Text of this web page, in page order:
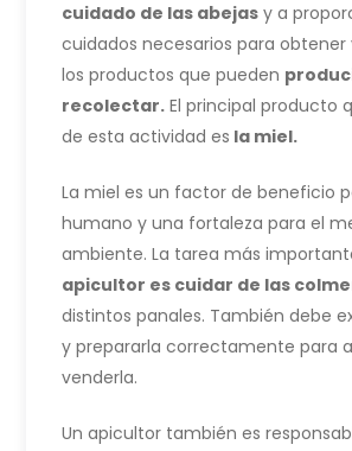
cuidado de las abejas y a
cuidados necesarios para
los productos que pueden
recolectar. El principal producto
de esta actividad es la miel.
La miel es un factor de beneficio
humano y una fortaleza para el
ambiente. La tarea más
apicultor es cuidar de las
distintos panales. También debe
y prepararla correctamente para
venderla.
Un apicultor también es